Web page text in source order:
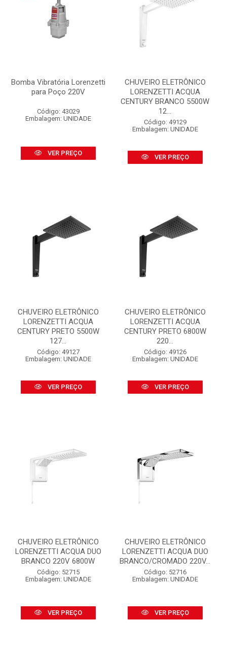
Bomba Vibratória Lorenzetti
para Poço 220V
Código: 43029
Embalagem: UNIDADE
VER PREÇO
CHUVEIRO ELETRÔNICO
LORENZETTI ACQUA
CENTURY BRANCO 5500W
12...
Código: 49129
Embalagem: UNIDADE
VER PREÇO
CHUVEIRO ELETRÔNICO
LORENZETTI ACQUA
CENTURY PRETO 5500W
127...
Código: 49127
Embalagem: UNIDADE
VER PREÇO
CHUVEIRO ELETRÔNICO
LORENZETTI ACQUA
CENTURY PRETO 6800W
220...
Código: 49126
Embalagem: UNIDADE
VER PREÇO
CHUVEIRO ELETRÔNICO
LORENZETTI ACQUA DUO
BRANCO 220V 6800W
Código: 52715
Embalagem: UNIDADE
VER PREÇO
CHUVEIRO ELETRÔNICO
LORENZETTI ACQUA DUO
BRANCO/CROMADO 220V...
Código: 52716
Embalagem: UNIDADE
VER PREÇO